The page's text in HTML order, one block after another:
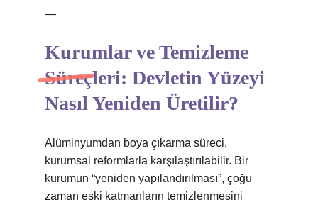
—
Kurumlar ve Temizleme
Süreçleri: Devletin Yüzeyi
Nasıl Yeniden Üretilir?
Alüminyumdan boya çıkarma süreci,
kurumsal reformlarla karşılaştırılabilir. Bir
kurumun “yeniden yapılandırılması”, çoğu
zaman eski katmanların temizlenmesini